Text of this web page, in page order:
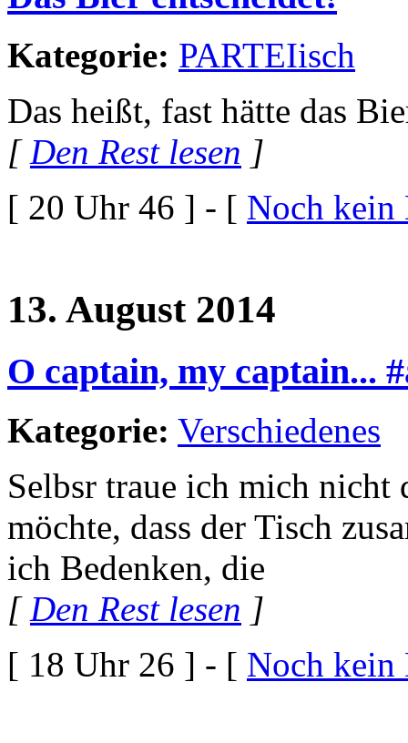
Kategorie: PARTEIisch
Das heißt, fast hätte das
[Den Rest lesen ]
[ 20 Uhr 46 ] - [ Noch kein
13. August 2014
O captain, my captain...
Kategorie: Verschiedenes
Selbsr traue ich mich
möchte, dass der Tisch
ich Bedenken, die
[Den Rest lesen ]
[ 18 Uhr 26 ] - [ Noch kein